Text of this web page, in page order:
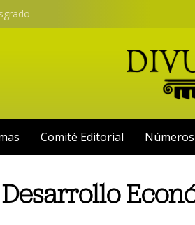
Comité Editorial Números